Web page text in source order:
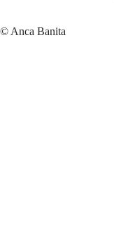
© Anca Banita